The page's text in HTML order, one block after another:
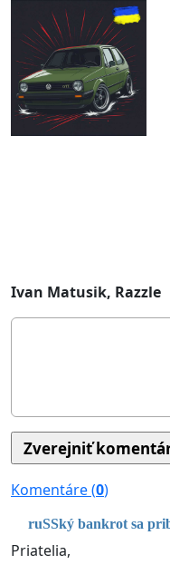
Ivan Matusik, Razzle
Komentáre (0)
ruSSký bankrot sa
Priatelia,